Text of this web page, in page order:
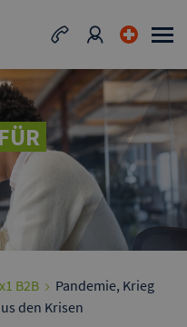
B2B
Pandemie, Krieg
den Krisen